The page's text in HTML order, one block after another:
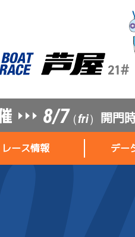
8/7（fri） 開門
レース情報 デー